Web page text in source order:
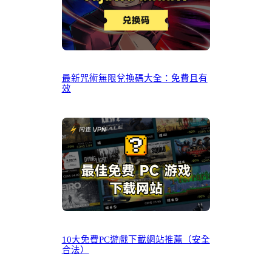
最新咒術無限兌換碼大全：免費且有
效
10大免費PC遊戲下載網站推薦（安全
合法）